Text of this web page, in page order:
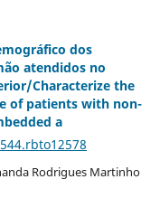
dos
atendidos no
Characterize the
of patients with non-
a
Rodrigues Martinho